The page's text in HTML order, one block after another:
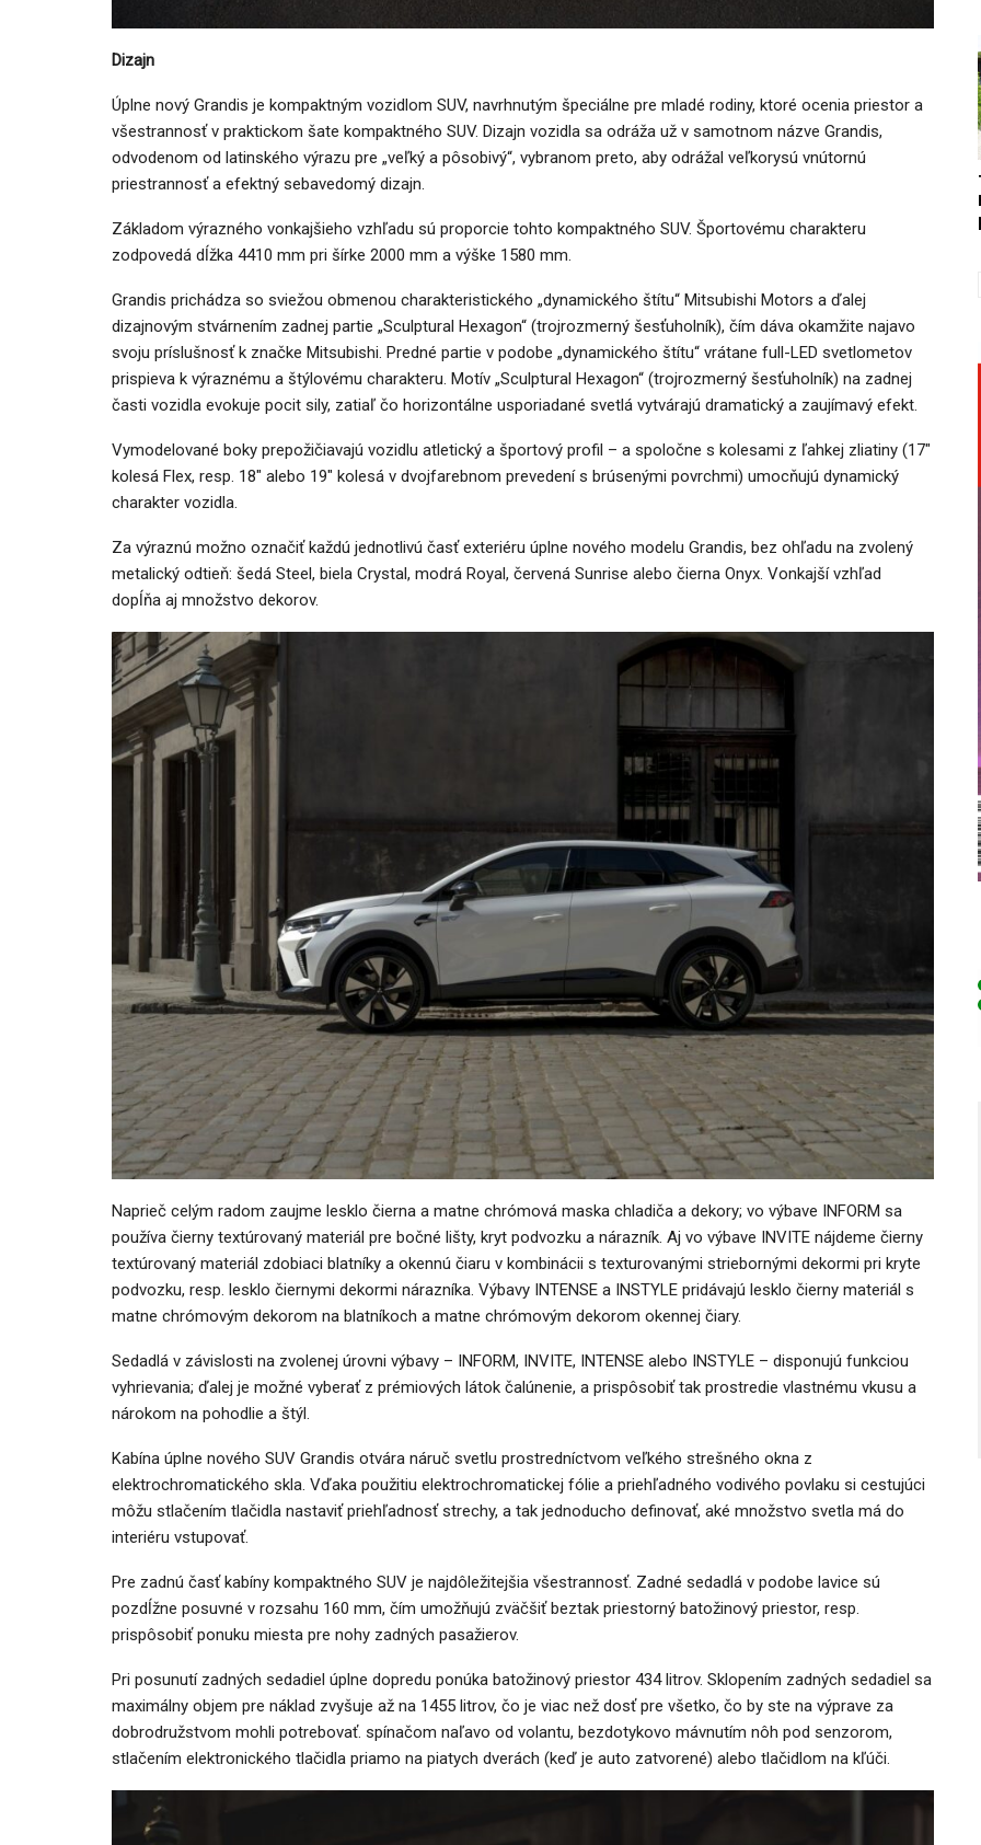
Dizajn
Úplne nový Grandis je kompaktným vozidlom SUV, navrhnutým špeciálne pre mladé rodiny, ktoré ocenia priestor a
všestrannosť v praktickom šate kompaktného SUV. Dizajn vozidla sa odráža už v samotnom názve Grandis,
odvodenom od latinského výrazu pre „veľký a pôsobivý“, vybranom preto, aby odrážal veľkorysú vnútornú
priestrannosť a efektný sebavedomý dizajn.
Základom výrazného vonkajšieho vzhľadu sú proporcie tohto kompaktného SUV. Športovému charakteru
zodpovedá dĺžka 4410 mm pri šírke 2000 mm a výške 1580 mm.
Grandis prichádza so sviežou obmenou charakteristického „dynamického štítu“ Mitsubishi Motors a ďalej
dizajnovým stvárnením zadnej partie „Sculptural Hexagon“ (trojrozmerný šesťuholník), čím dáva okamžite najavo
svoju príslušnosť k značke Mitsubishi. Predné partie v podobe „dynamického štítu“ vrátane full-LED svetlometov
prispieva k výraznému a štýlovému charakteru. Motív „Sculptural Hexagon“ (trojrozmerný šesťuholník) na zadnej
časti vozidla evokuje pocit sily, zatiaľ čo horizontálne usporiadané svetlá vytvárajú dramatický a zaujímavý efekt.
Vymodelované boky prepožičiavajú vozidlu atletický a športový profil – a spoločne s kolesami z ľahkej zliatiny (17″
kolesá Flex, resp. 18″ alebo 19″ kolesá v dvojfarebnom prevedení s brúsenými povrchmi) umocňujú dynamický
charakter vozidla.
Za výraznú možno označiť každú jednotlivú časť exteriéru úplne nového modelu Grandis, bez ohľadu na zvolený
metalický odtieň: šedá Steel, biela Crystal, modrá Royal, červená Sunrise alebo čierna Onyx. Vonkajší vzhľad
dopĺňa aj množstvo dekorov.
Naprieč celým radom zaujme lesklo čierna a matne chrómová maska ​​chladiča a dekory; vo výbave INFORM sa
používa čierny textúrovaný materiál pre bočné lišty, kryt podvozku a nárazník. Aj vo výbave INVITE nájdeme čierny
textúrovaný materiál zdobiaci blatníky a okennú čiaru v kombinácii s texturovanými striebornými dekormi pri kryte
podvozku, resp. lesklo čiernymi dekormi nárazníka. Výbavy INTENSE a INSTYLE pridávajú lesklo čierny materiál s
matne chrómovým dekorom na blatníkoch a matne chrómovým dekorom okennej čiary.
Sedadlá v závislosti na zvolenej úrovni výbavy – INFORM, INVITE, INTENSE alebo INSTYLE – disponujú funkciou
vyhrievania; ďalej je možné vyberať z prémiových látok čalúnenie, a prispôsobiť tak prostredie vlastnému vkusu a
nárokom na pohodlie a štýl.
Kabína úplne nového SUV Grandis otvára náruč svetlu prostredníctvom veľkého strešného okna z
elektrochromatického skla. Vďaka použitiu elektrochromatickej fólie a priehľadného vodivého povlaku si cestujúci
môžu stlačením tlačidla nastaviť priehľadnosť strechy, a tak jednoducho definovať, aké množstvo svetla má do
interiéru vstupovať.
Pre zadnú časť kabíny kompaktného SUV je najdôležitejšia všestrannosť. Zadné sedadlá v podobe lavice sú
pozdĺžne posuvné v rozsahu 160 mm, čím umožňujú zväčšiť beztak priestorný batožinový priestor, resp.
prispôsobiť ponuku miesta pre nohy zadných pasažierov.
Pri posunutí zadných sedadiel úplne dopredu ponúka batožinový priestor 434 litrov. Sklopením zadných sedadiel sa
maximálny objem pre náklad zvyšuje až na 1455 litrov, čo je viac než dosť pre všetko, čo by ste na výprave za
dobrodružstvom mohli potrebovať. spínačom naľavo od volantu, bezdotykovo mávnutím nôh pod senzorom,
stlačením elektronického tlačidla priamo na piatych dverách (keď je auto zatvorené) alebo tlačidlom na kľúči.